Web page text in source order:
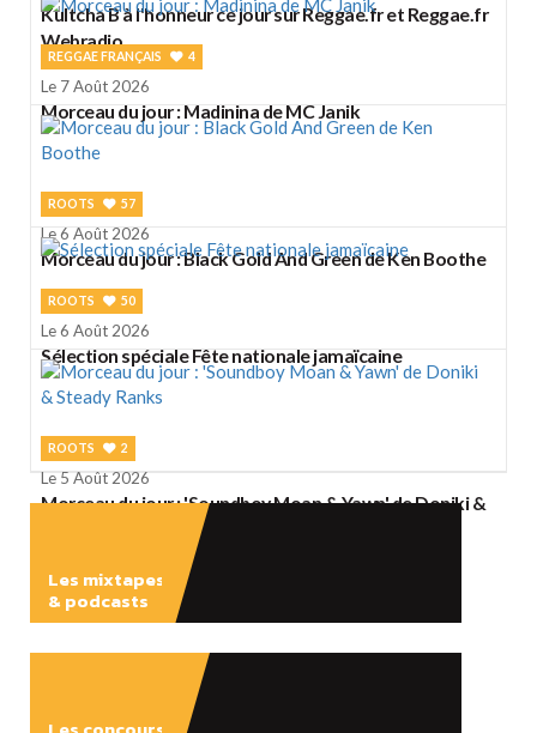
Kultcha B à l'honneur ce jour sur Reggae.fr et Reggae.fr
Webradio
REGGAE FRANÇAIS 4
Le 7 Août 2026
Morceau du jour : Madinina de MC Janik
ROOTS 57
Le 6 Août 2026
Morceau du jour : Black Gold And Green de Ken Boothe
ROOTS 50
Le 6 Août 2026
Sélection spéciale Fête nationale jamaïcaine
ROOTS 2
Le 5 Août 2026
Morceau du jour : 'Soundboy Moan & Yawn' de Doniki &
Les mixtapes
& podcasts